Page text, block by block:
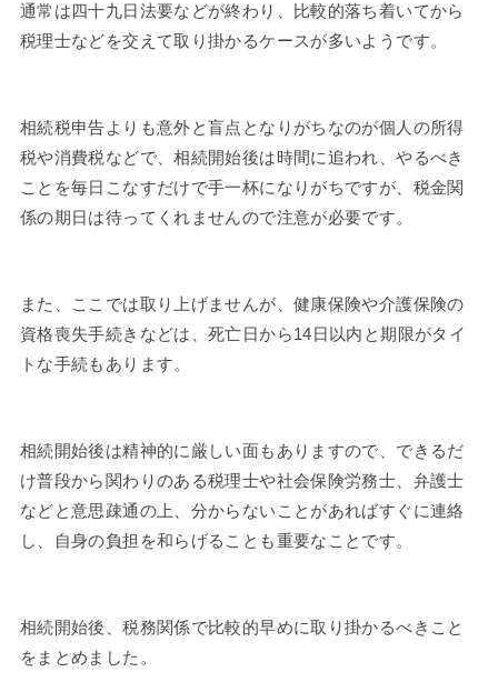
通常は四十九日法要などが終わり、比較的落ち着いてから
税理士などを交えて取り掛かるケースが多いようです。
相続税申告よりも意外と盲点となりがちなのが個人の所得
税や消費税などで、相続開始後は時間に追われ、やるべき
ことを毎日こなすだけで手一杯になりがちですが、税金関
係の期日は待ってくれませんので注意が必要です。
また、ここでは取り上げませんが、健康保険や介護保険の
資格喪失手続きなどは、死亡日から14日以内と期限がタイ
トな手続もあります。
相続開始後は精神的に厳しい面もありますので、できるだ
け普段から関わりのある税理士や社会保険労務士、弁護士
などと意思疎通の上、分からないことがあればすぐに連絡
し、自身の負担を和らげることも重要なことです。
相続開始後、税務関係で比較的早めに取り掛かるべきこと
をまとめました。